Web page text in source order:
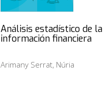
Análisis estadístico de la
información financiera
Arimany Serrat, Núria